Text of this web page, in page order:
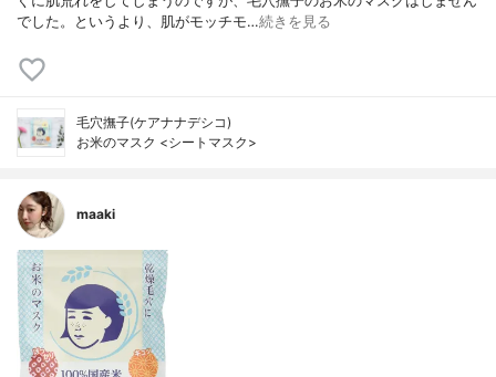
でした。というより、肌がモッチモ…続きを見る
毛穴撫子(ケアナナデシコ)
お米のマスク <シートマスク>
maaki